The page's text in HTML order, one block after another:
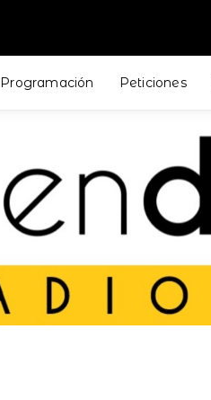
Programación Peticiones